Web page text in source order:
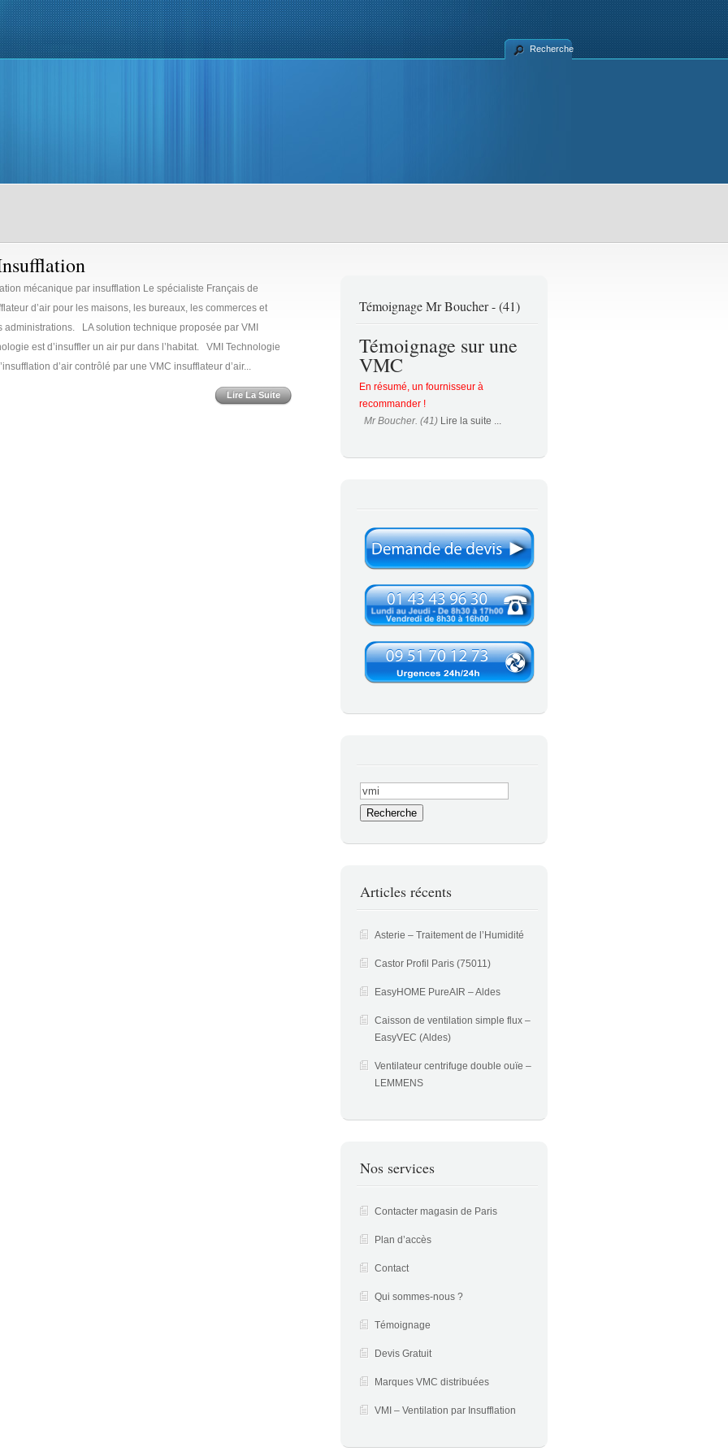
Recherche
mécanique par insufflation Le spécialiste Français de
d’air pour les maisons, les bureaux, les commerces et
administrations. LA solution technique proposée par VMI
est d’insuffler un air pur dans l’habitat. VMI Technologie
d’air contrôlé par une VMC insufflateur d’air...
Lire La Suite
Témoignage Mr Boucher - (41)
Témoignage sur une
VMC
En résumé, un fournisseur à
recommander !
Mr Boucher. (41) Lire la suite ...
Articles récents
Asterie – Traitement de l’Humidité
Castor Profil Paris (75011)
EasyHOME PureAIR – Aldes
Caisson de ventilation simple flux –
EasyVEC (Aldes)
Ventilateur centrifuge double ouïe –
LEMMENS
Nos services
Contacter magasin de Paris
Plan d’accès
Contact
Qui sommes-nous ?
Témoignage
Devis Gratuit
Marques VMC distribuées
VMI – Ventilation par Insufflation